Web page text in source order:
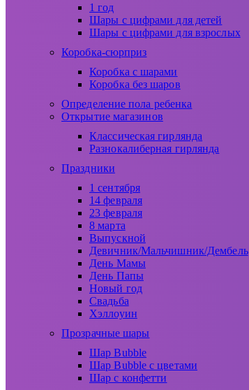
1 год
Шары с цифрами для детей
Шары с цифрами для взрослых
Коробка-сюрприз
Коробка с шарами
Коробка без шаров
Определение пола ребенка
Открытие магазинов
Классическая гирлянда
Разнокалиберная гирлянда
Праздники
1 сентября
14 февраля
23 февраля
8 марта
Выпускной
Девичник/Мальчишник/Дембель
День Мамы
День Папы
Новый год
Свадьба
Хэллоуин
Прозрачные шары
Шар Bubble
Шар Bubble с цветами
Шар с конфетти